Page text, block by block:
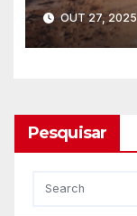
OUT 27, 2025
Pesquisar